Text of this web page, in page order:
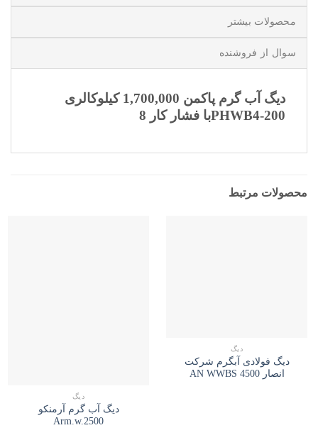
محصولات بیشتر
سوال از فروشنده
دیگ آب گرم پاکمن 1,700,000 کیلوکالری
PHWB4-200با فشار کار 8
محصولات مرتبط
دیگ
دیگ فولادی آبگرم شرکت
انصار AN WWBS 4500
دیگ
دیگ آب گرم آرمنکو
Arm.w.2500